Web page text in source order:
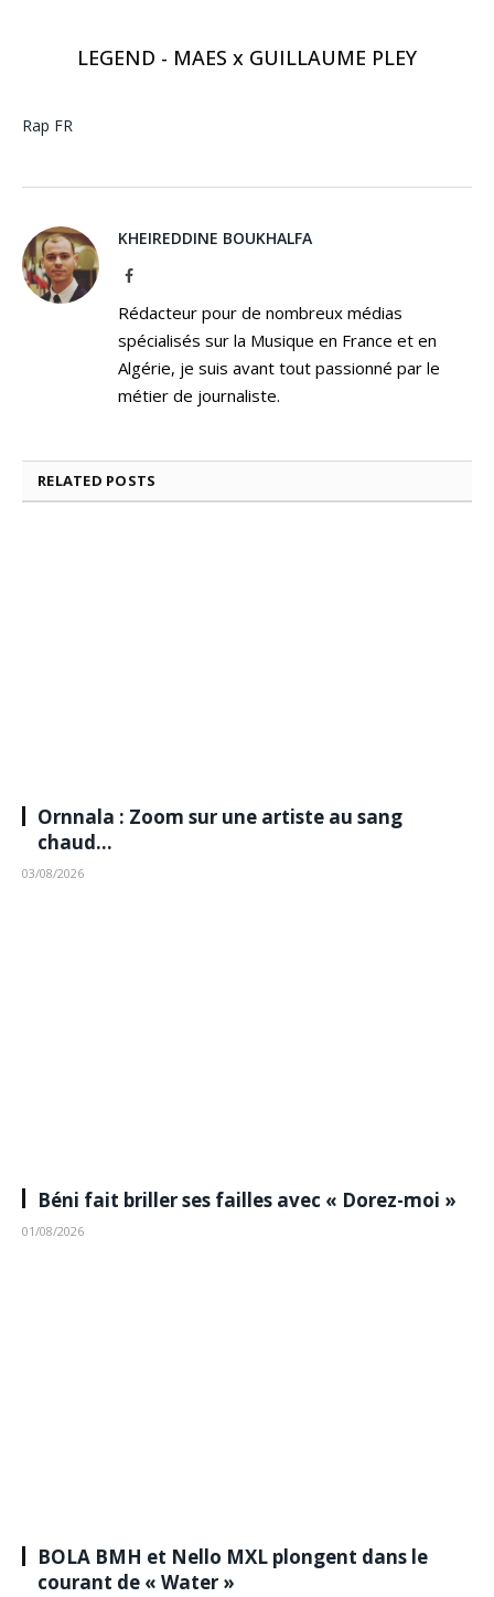
LEGEND - MAES x GUILLAUME PLEY
Rap FR
KHEIREDDINE BOUKHALFA
Facebook
Rédacteur pour de nombreux médias
spécialisés sur la Musique en France et en
Algérie, je suis avant tout passionné par le
métier de journaliste.
RELATED POSTS
Ornnala : Zoom sur une artiste au sang
chaud…
03/08/2026
Béni fait briller ses failles avec « Dorez-moi »
01/08/2026
BOLA BMH et Nello MXL plongent dans le
courant de « Water »